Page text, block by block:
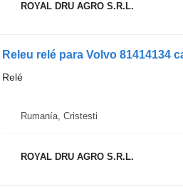
ROYAL DRU AGRO S.R.L.
Releu relé para Volvo 81414134
Relé
Rumanía, Cristesti
ROYAL DRU AGRO S.R.L.